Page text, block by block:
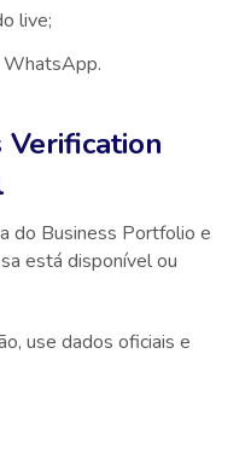
live;
Verification
do Business Portfolio e
está disponível ou
use dados oficiais e